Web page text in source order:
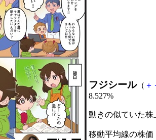
フジシール（ ＋
8.527%
動きの似ていた
移動平均線の株価